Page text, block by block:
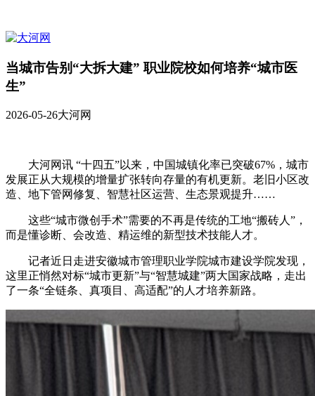
当城市告别“大拆大建” 职业院校如何培养“城市医
生”
2026-05-26大河网
大河网讯 “十四五”以来，中国城镇化率已突破67%，城市
发展正从大规模的增量扩张转向存量的有机更新。老旧小区改
造、地下管网修复、智慧社区运营、生态景观提升……
这些“城市微创手术”需要的不再是传统的工地“搬砖人”，
而是懂诊断、会改造、精运维的新型技术技能人才。
记者近日走进安徽城市管理职业学院城市建设学院发现，
这里正悄然对标“城市更新”与“智慧城建”两大国家战略，走出
了一条“全链条、真项目、高适配”的人才培养新路。